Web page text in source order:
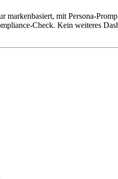
markenbasiert, mit Persona-
Check. Kein weiteres